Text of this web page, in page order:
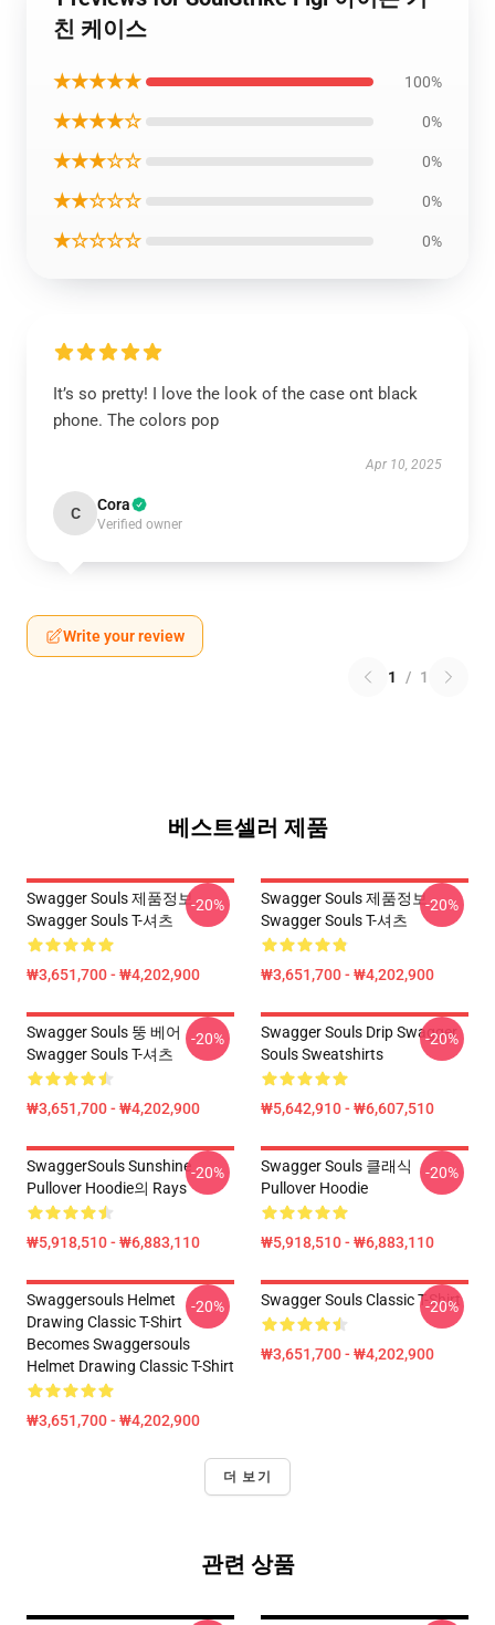
친 케이스
★★★★★ 100%
★★★★☆ 0%
★★★☆☆ 0%
★★☆☆☆ 0%
★☆☆☆☆ 0%
It’s so pretty! I love the look of the case ont black
phone. The colors pop
Apr 10, 2025
C Cora
Verified owner
Write your review
1 / 1
베스트셀러 제품
Swagger Souls 제품정보
Swagger Souls T-셔츠
₩3,651,700 - ₩4,202,900
-20%
Swagger Souls 제품정보
Swagger Souls T-셔츠
₩3,651,700 - ₩4,202,900
-20%
Swagger Souls 뚱 베어
Swagger Souls T-셔츠
₩3,651,700 - ₩4,202,900
-20%
Swagger Souls Drip Swagger
Souls Sweatshirts
₩5,642,910 - ₩6,607,510
-20%
SwaggerSouls Sunshine
Pullover Hoodie의 Rays
₩5,918,510 - ₩6,883,110
-20%
Swagger Souls 클래식
Pullover Hoodie
₩5,918,510 - ₩6,883,110
-20%
Swaggersouls Helmet
Drawing Classic T-Shirt
Becomes Swaggersouls
Helmet Drawing Classic T-Shirt
₩3,651,700 - ₩4,202,900
-20% Swagger Souls Classic T-Shirt
₩3,651,700 - ₩4,202,900
-20%
더 보기
관련 상품